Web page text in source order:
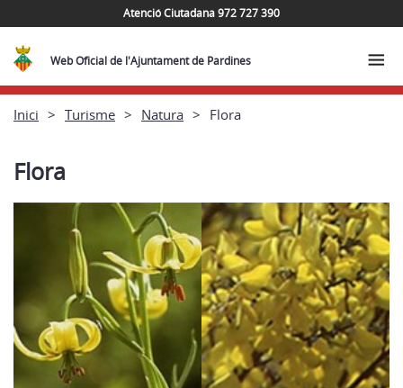
Atenció Ciutadana 972 727 390
Web Oficial de l'Ajuntament de Pardines
Inici Turisme Natura Flora
Flora